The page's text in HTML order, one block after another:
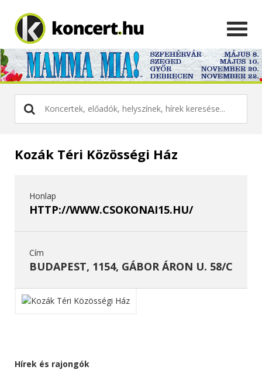
Kozák Téri Közösségi Ház
Honlap
HTTP://WWW.CSOKONAI15.HU/
Cím
BUDAPEST, 1154, GÁBOR ÁRON U. 58/C
Hírek és rajongók